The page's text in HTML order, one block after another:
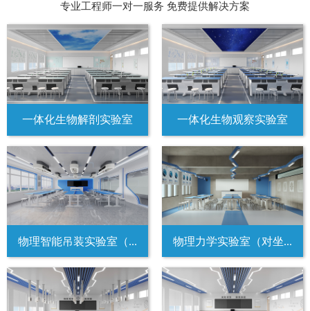
专业工程师一对一服务 免费提供解决方案
一体化生物解剖实验室 一体化生物观察实验室
物理智能吊装实验室（... 物理力学实验室（对坐...